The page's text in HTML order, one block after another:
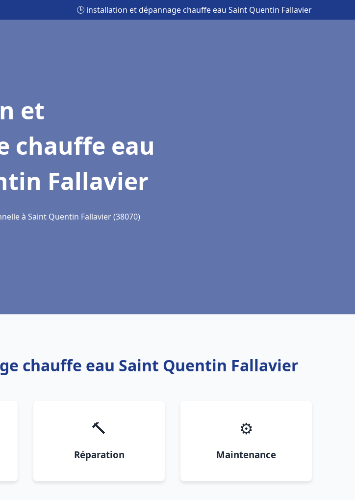
🕒 installation et dépannage chauffe eau Saint Quentin Fallavier
et
chauffe eau
Fallavier
à Saint Quentin Fallavier (38070)
chauffe eau Saint Quentin Fallavier
🔨
Réparation
⚙️
Maintenance